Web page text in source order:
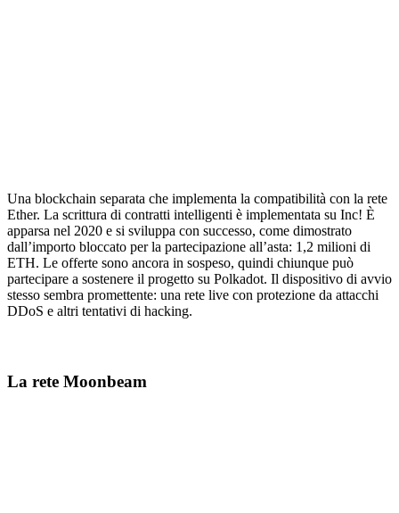
Una blockchain separata che implementa la compatibilità con la rete
Ether. La scrittura di contratti intelligenti è implementata su Inc! È
apparsa nel 2020 e si sviluppa con successo, come dimostrato
dall’importo bloccato per la partecipazione all’asta: 1,2 milioni di
ETH. Le offerte sono ancora in sospeso, quindi chiunque può
partecipare a sostenere il progetto su Polkadot. Il dispositivo di avvio
stesso sembra promettente: una rete live con protezione da attacchi
DDoS e altri tentativi di hacking.
La rete Moonbeam